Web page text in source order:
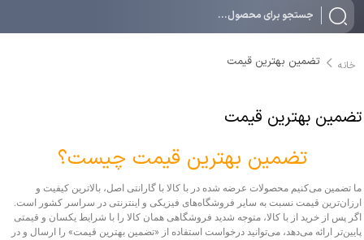
خانه تضمین بهترین قیمت
تضمین بهترین قیمت
تضمین بهترین قیمت چیست؟
ما تضمین می‌کنیم محصولات عرضه شده در با کالا با گارانتی اصل، بالاترین کیفیت و
ارزان‌ترین قیمت نسبت به سایر فروشگاه‌های فیزیکی و اینترنتی در سراسر کشور است.
اگر پس از خرید از با کالا، متوجه شدید فروشگاهی همان کالا را با شرایط یکسان و قیمتی
پایین‌تر ارائه می‌دهد، می‌توانید درخواست استفاده از «تضمین بهترین قیمت» را ارسال و در